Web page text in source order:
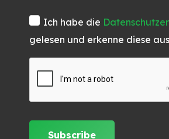
Ich habe die
gelesen und erkenne diese